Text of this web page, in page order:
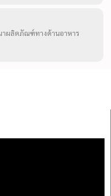
าผลิตภัณฑ์ทางด้านอาหาร